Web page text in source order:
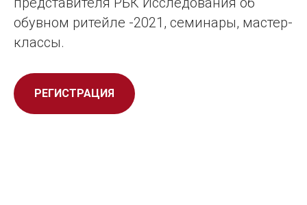
обувном ритейле -2021, семинары, мастер-
классы.
РЕГИСТРАЦИЯ